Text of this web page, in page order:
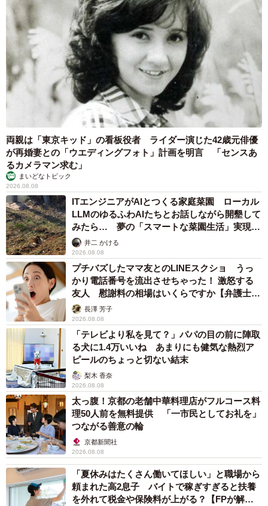
両親は「東京キッド」の看板役者 ライダー演じた42歳元俳優
が再婚妻との「ウエディングフォト」計画を明言 「センスあ
るカメラマン求む」
まいどなトピック
2026.08.08
ITエンジニアがAIとつくる家庭菜園 ローカル
LLMのゆるふわAIたちとお話しながら開墾して
みたら… 夢の「スマートな菜園生活」実現な
るか井二 かける
2026.08.08
プチバズしたママ友とのLINEスクショ うっ
かり電話番号を流出させちゃった！ 激怒する
友人 慰謝料の相場はいくらですか【弁護士が
解説】長澤 芳子
2026.08.08
「テレビより私を見て？」パパの目の前に陣取
る犬に1.4万いいね あまりにも健気な熱烈ア
ピールのちょっと切ない結末
梨木 香奈
2026.08.08
太っ腹！京都の老舗中華料理店がフルコース料
理50人前を無料提供 「一市民としてお礼を」
つながる善意の輪
京都新聞社
2026.08.08
「夏休みはたくさん働いてほしい」と職場から
頼まれた高2息子 バイトで稼ぎすぎると扶養
を外れて税金や保険料が上がる？【FPが解